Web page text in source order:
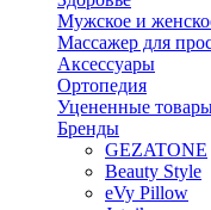
Мужское и
Массажер для
Аксессуары
Ортопедия
Уцененные
Бренды
GEZATONE
Beauty Style
eVy Pillow